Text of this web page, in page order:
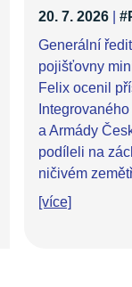
20. 7. 2026
Generální
pojišťovny
Felix ocenil
a Armády
podíleli na
ničivém
[více]